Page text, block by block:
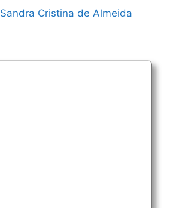
Sandra Cristina de Almeida